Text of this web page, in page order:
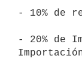
- 10% de
- 20% de